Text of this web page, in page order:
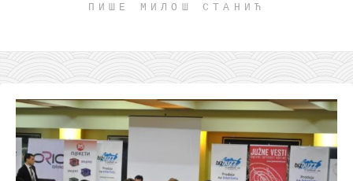
ПИШЕ МИЛОШ СТАНИЋ
Животне приче
интернет пословање
исхраном до здравља
мој хаику
моменти и места
бонус садржај